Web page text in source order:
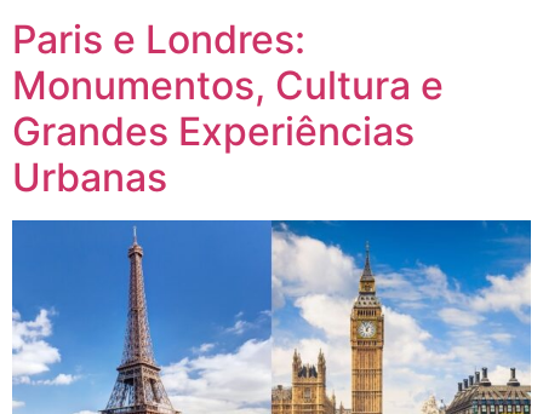
Paris e Londres:
Monumentos, Cultura e
Grandes Experiências
Urbanas